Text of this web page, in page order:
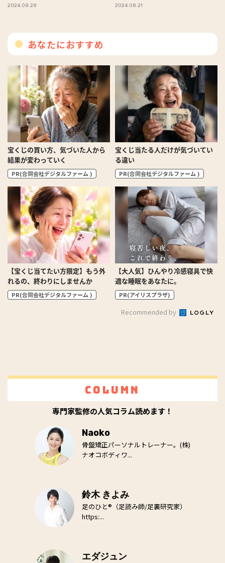
2024.08.28 ３回]
2024.08.21
あなたにおすすめ
宝くじの買い方、気づいた人から
結果が変わっていく
PR(合同会社デジタルファーム )
宝くじ当たる人だけが気づいてい
る違い
PR(合同会社デジタルファーム )
【宝くじ当てたい方限定】もう外
れるの、終わりにしませんか
PR(合同会社デジタルファーム )
【大人気】ひんやり冷感寝具で快
適な睡眠をあなたに。
PR(アイリスプラザ)
Recommended by
Column
専門家監修の人気コラム読めます！
Naoko
骨盤矯正パーソナルトレーナー。(株)
ナオコボディワ...
鈴木 きよみ
足のひと®（足読み師/足裏研究家）
https:...
エダジュン